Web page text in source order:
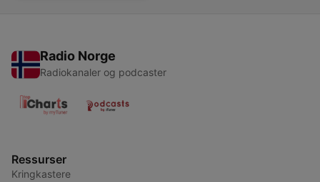
Radio Norge
Radiokanaler og podcaster
Ressurser
Kringkastere